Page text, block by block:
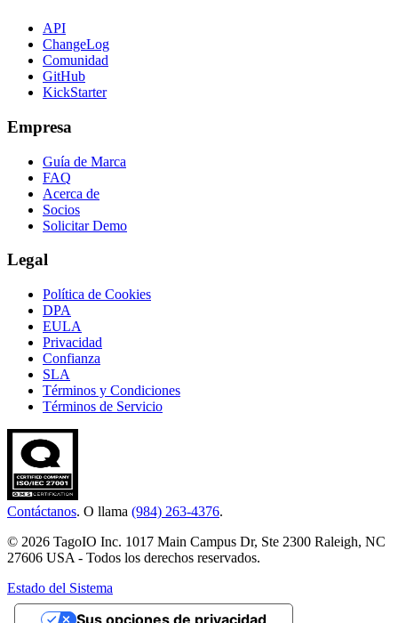
API
ChangeLog
Comunidad
GitHub
KickStarter
Empresa
Guía de Marca
FAQ
Acerca de
Socios
Solicitar Demo
Legal
Política de Cookies
DPA
EULA
Privacidad
Confianza
SLA
Términos y Condiciones
Términos de Servicio
Contáctanos. O llama (984) 263-4376.
© 2026 TagoIO Inc. 1017 Main Campus Dr, Ste 2300 Raleigh, NC
27606 USA - Todos los derechos reservados.
Estado del Sistema
Sus opciones de privacidad